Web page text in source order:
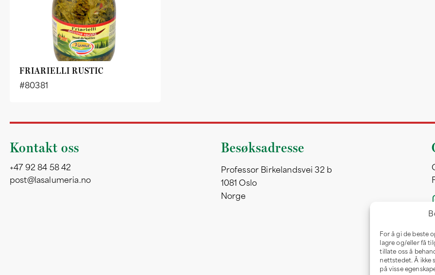
For å gi de beste
lagre og/eller få
tillate oss å
nettstedet. Å ikke
på visse
FRIARIELLI RUSTIC
#80381
Kontakt oss
+47 92 84 58 42
post@lasalumeria.no
Besøksadresse
Professor Birkelandsvei 32 b
1081 Oslo
Norge